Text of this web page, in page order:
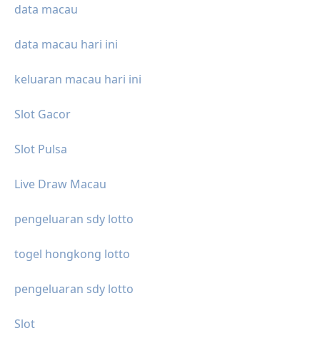
data macau
data macau hari ini
keluaran macau hari ini
Slot Gacor
Slot Pulsa
Live Draw Macau
pengeluaran sdy lotto
togel hongkong lotto
pengeluaran sdy lotto
Slot